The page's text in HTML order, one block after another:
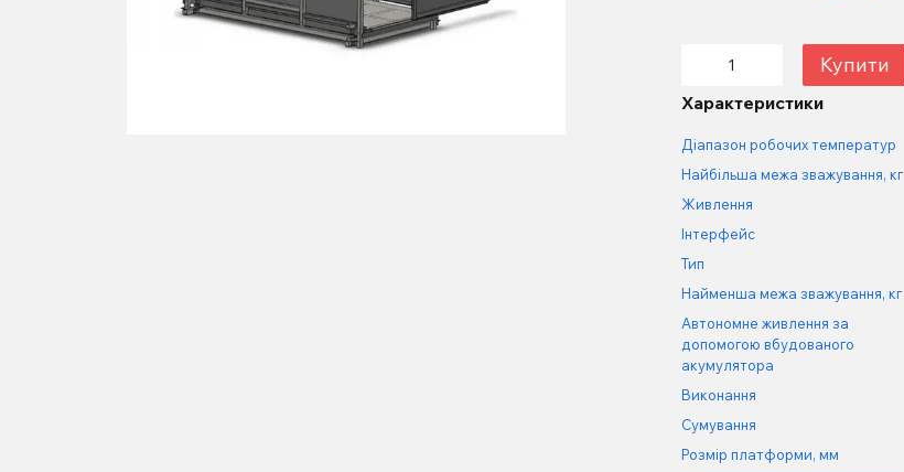
Купити
Характеристики
Діапазон робочих температур
Найбільша межа зважування, кг
Живлення
Інтерфейс
Тип
Найменша межа зважування, кг
Автономне живлення за
допомогою вбудованого
акумулятора
Виконання
Сумування
Розмір платформи, мм